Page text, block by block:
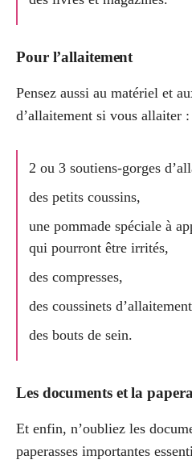
Pour l’allaitement
Pensez aussi au matériel et
d’allaitement si vous allaiter :
2 ou 3 soutiens-gorges
des petits coussins,
une pommade spéciale à
qui pourront être irrités,
des compresses,
des coussinets
des bouts de sein.
Les documents et la
Et enfin, n’oubliez les
paperasses importantes